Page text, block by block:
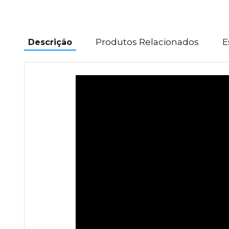
Descrição Produtos Relacionados